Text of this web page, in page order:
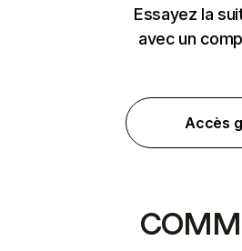
Essayez la
avec un
Accès